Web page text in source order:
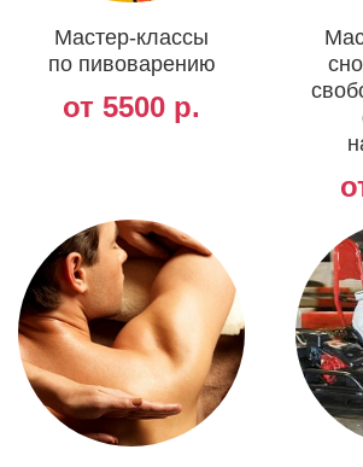
Мастер-классы
по пивоварению
от 5500 р.